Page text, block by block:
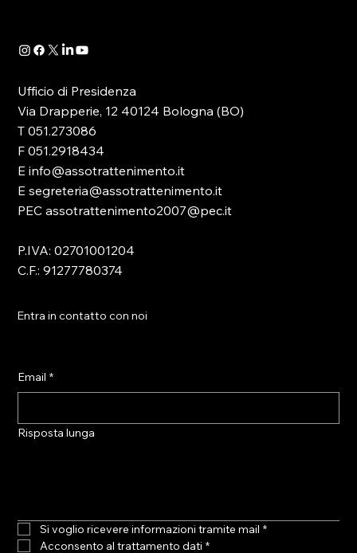
Ufficio di Presidenza
Via Drapperie, 12 40124 Bologna (BO)
T 051.273086
F 051.2918434
E info@assotrattenimento.it
E segreteria@assotrattenimento.it
PEC assotrattenimento2007@pec.it
P.IVA: 02701001204
C.F.: 91277780374
Entra in contatto con noi
Email *
Risposta lunga
Si voglio ricevere informazioni tramite mail *
Acconsento al trattamento dati *